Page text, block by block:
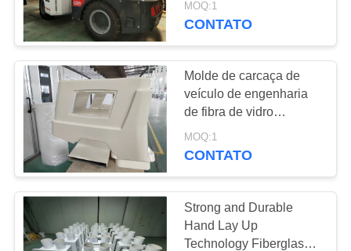
DO
SITE
PRIVACY
POLICY
Lâminas de turbina
eólica de FRP
Peças do barco da
fibra de vidro
vidro personalizado
MOQ:1
CONTATO
Molde de carcaça de
veículo de engenharia
de fibra de vidro
FRP/GRP
personalizado para
MOQ:1
CONTATO
Strong and Durable
Hand Lay Up
Technology Fiberglass